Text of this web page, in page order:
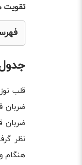
تقویت
قلب
ضربان